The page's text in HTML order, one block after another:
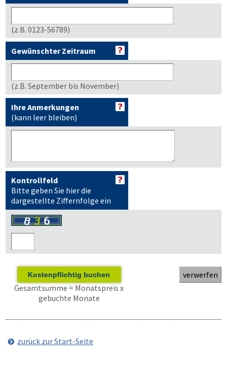
(z.B. 0123-56789)
Gewünschter Zeitraum
(z.B. September bis November)
Ihre Anmerkungen
(kann leer bleiben)
Kontrollfeld
Bitte geben Sie hier die
dargestellte Ziffernfolge ein
Kostenpflichtig buchen
Gesamtsumme = Monatspreis x
gebuchte Monate
zurück zur Start-Seite